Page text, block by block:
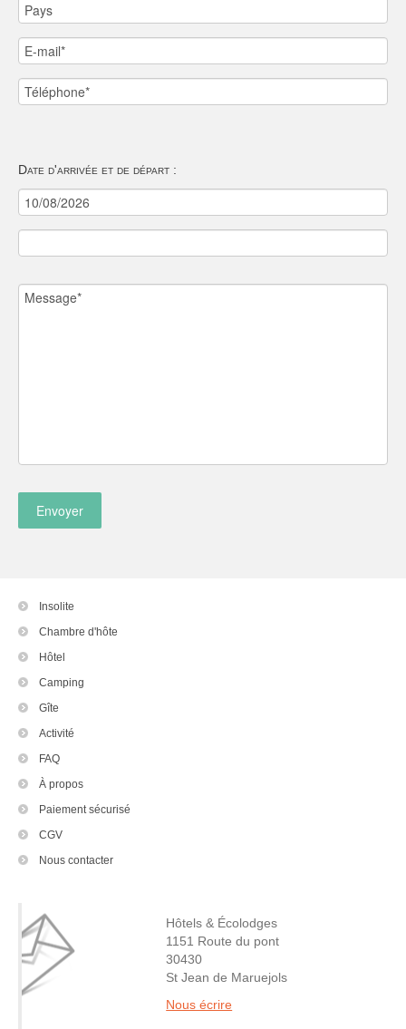
Date d'arrivée et de départ :
Insolite
Chambre d'hôte
Hôtel
Camping
Gîte
Activité
FAQ
À propos
Paiement sécurisé
CGV
Nous contacter
Hôtels & Écolodges
1151 Route du pont
30430
St Jean de Maruejols
Nous écrire